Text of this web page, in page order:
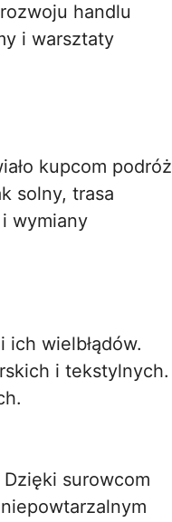
handlu
i warsztaty
kupcom podróż
solny, trasa
i wymiany
wielbłądów.
i tekstylnych.
surowcom